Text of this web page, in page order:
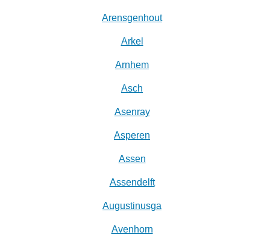
Arensgenhout
Arkel
Arnhem
Asch
Asenray
Asperen
Assen
Assendelft
Augustinusga
Avenhorn